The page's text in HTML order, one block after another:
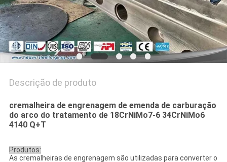
Descrição de produto
cremalheira de engrenagem de emenda de carburação
do arco do tratamento de 18CrNiMo7-6 34CrNiMo6
4140 Q+T
Produtos:
As cremalheiras de engrenagem são utilizadas para converter o